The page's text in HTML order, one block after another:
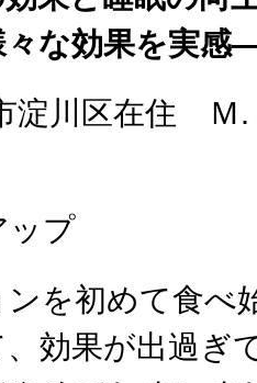
々な効果を実
淀川区在住 Ｍ.
ップ
を初めて食べ
効果が出過ぎ